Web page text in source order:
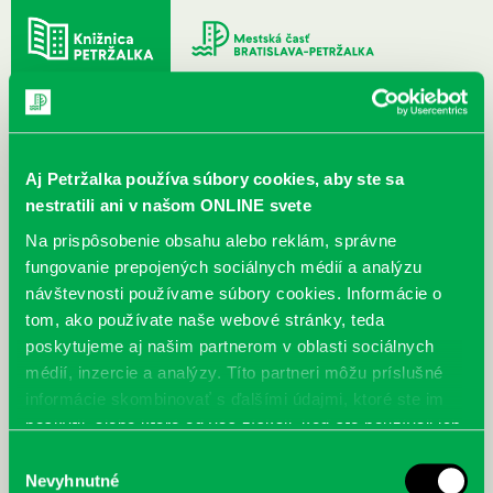
Aj Petržalka používa súbory cookies, aby ste sa
nestratili ani v našom ONLINE svete
Na prispôsobenie obsahu alebo reklám, správne
fungovanie prepojených sociálnych médií a analýzu
návštevnosti používame súbory cookies. Informácie o
tom, ako používate naše webové stránky, teda
poskytujeme aj našim partnerom v oblasti sociálnych
médií, inzercie a analýzy. Títo partneri môžu príslušné
informácie skombinovať s ďalšími údajmi, ktoré ste im
poskytli, alebo ktoré od vás získali, keď ste používali ich
súhlasu
Nevyhnutné
DOSPELÍ
MENU
Archív február 2017
Archív ▾